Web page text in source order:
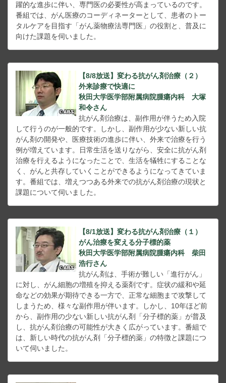
躍的な進歩に伴い、専門医の必要性が高まっているのです。
番組では、がん医療のコーディネーターとして、患者のトー
タルケアを目指す「がん薬物療法専門医」の役割と、普及に
向けた課題を伺いました。
【8/8放送】変わる抗がん剤治療（２）
外来診療で快適に
秋田大学医学部附属病院腫瘍内科 大塚
和令さん
抗がん剤治療は、副作用が伴うため入院
して行うのが一般的です。しかし、副作用が少ない新しい抗
がん剤の開発や、医療技術の進歩に伴い、外来で治療を行う
例が増えています。日常生活を送りながら、安全に抗がん剤
治療を行えるようになったことで、生活を犠牲にすることな
く、がんと共存していくことができるようになってきていま
す。番組では、増えつつある外来での抗がん剤治療の現状と
課題について伺いました。
【8/1放送】変わる抗がん剤治療（１）
がん治療を変える分子標的薬
秋田大学医学部附属病院腫瘍内科 柴田
浩行さん
抗がん剤は、手術が難しい「進行がん」
に対し、がん細胞の増殖を抑える薬剤です。症状の緩和や延
命などの効果が期待できる一方で、正常な細胞まで攻撃して
しまうため、様々な副作用が伴います。しかし、10年ほど前
から、副作用の少ない新しい抗がん剤「分子標的薬」が普及
し、抗がん剤治療の可能性が大きく広がっています。番組で
は、新しい時代の抗がん剤「分子標的薬」の特徴と課題につ
いて伺いました。